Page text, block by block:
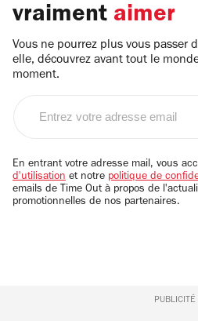
vraiment aimer
Vous ne pourrez plus vous passer
elle, découvrez avant tout le
moment.
email
En entrant votre adresse mail, vous
d'utilisation et notre politique de
emails de Time Out à propos de
promotionnelles de nos partenaires.
PUBLICITÉ